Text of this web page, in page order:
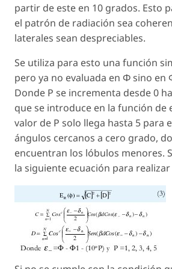
partir de este en 10 grados. Esto
el patrón de radiación sea
laterales sean despreciables.
Se utiliza para esto una función
pero ya no evaluada en Φ sino en
Donde P se incrementa desde 0
que se introduce en la función de
valor de P solo llega hasta 5 para
ángulos cercanos a cero grado,
encuentran los lóbulos menores.
la siguiente ecuación para